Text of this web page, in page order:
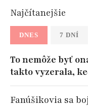
Najčítanejšie
DNES 7 DNÍ
To nemôže byť
takto vyzerala,
Fanúšikovia sa